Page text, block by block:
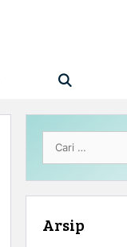
untuk:
Arsip